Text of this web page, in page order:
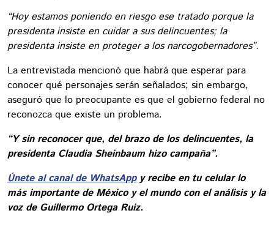
“Hoy estamos poniendo en riesgo ese tratado porque la
presidenta insiste en cuidar a sus delincuentes; la
presidenta insiste en proteger a los narcogobernadores”.
La entrevistada mencionó que habrá que esperar para
conocer qué personajes serán señalados; sin embargo,
aseguró que lo preocupante es que el gobierno federal no
reconozca que existe un problema.
“Y sin reconocer que, del brazo de los delincuentes, la
presidenta Claudia Sheinbaum hizo campaña”.
Únete al canal de WhatsAppy recibe en tu celular lo
más importante de México y el mundo con el análisis y la
voz de Guillermo Ortega Ruiz.